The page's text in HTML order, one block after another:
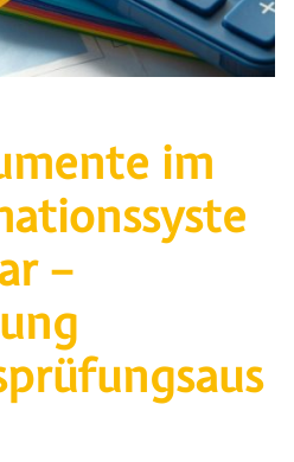
im
–